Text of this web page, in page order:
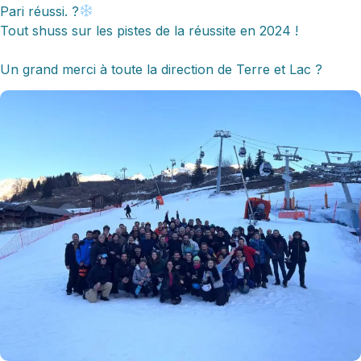
Pari réussi. ?
Tout shuss sur les pistes de la réussite en 2024 !
Un grand merci à toute la direction de Terre et Lac ?